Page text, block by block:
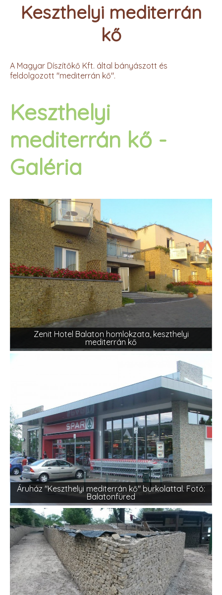
Keszthelyi mediterrán
kő
A Magyar Díszítőkő Kft. által bányászott és
feldolgozott "mediterrán kő".
Keszthelyi
mediterrán kő -
Galéria
Zenit Hotel Balaton homlokzata, keszthelyi
mediterrán kő
Áruház "Keszthelyi mediterrán kő" burkolattal. Fotó:
Balatonfüred